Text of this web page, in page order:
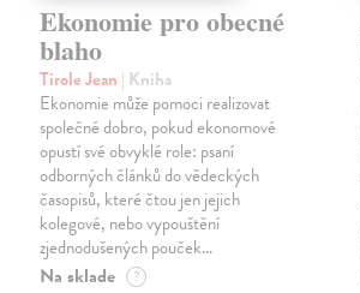
Ekonomie pro obecné
blaho
Tirole Jean | Kniha
Ekonomie může pomoci realizovat
společné dobro, pokud ekonomové
opustí své obvyklé role: psaní
odborných článků do vědeckých
časopisů, které čtou jen jejich
kolegové, nebo vypouštění
zjednodušených pouček…
Na sklade ?